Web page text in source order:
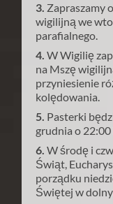
3. Zapraszamy
wigilijną we
parafialnego.
4. W Wigilię
na Mszę
przyniesienie
kolędowania.
5. Pasterki
grudnia o 22:00
6. W środę i
Świąt,
porządku
Świętej w